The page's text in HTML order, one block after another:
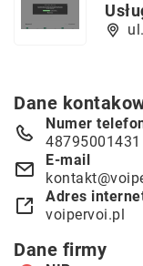
Dane
Numer
48795001431
E-mail
Adres
voipervoi.pl
Dane firmy